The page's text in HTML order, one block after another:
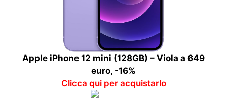
Apple iPhone 12 mini (128GB) – Viola a 649
euro, -16%
Clicca qui per acquistarlo